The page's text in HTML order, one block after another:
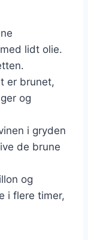
lidt olie.
er brunet,
og
i gryden
de brune
og
i flere timer,